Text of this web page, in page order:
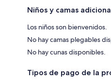
Niños y camas
Los niños son bienvenidos.
No hay camas plegables
No hay cunas disponibles.
Tipos de pago de la